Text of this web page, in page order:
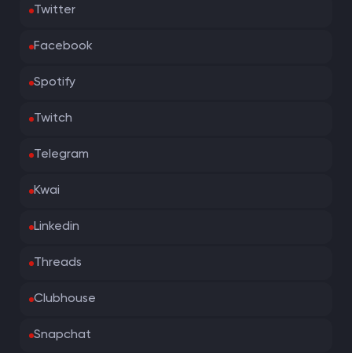
Twitter
Facebook
Spotify
Twitch
Telegram
Kwai
Linkedin
Threads
Clubhouse
Snapchat